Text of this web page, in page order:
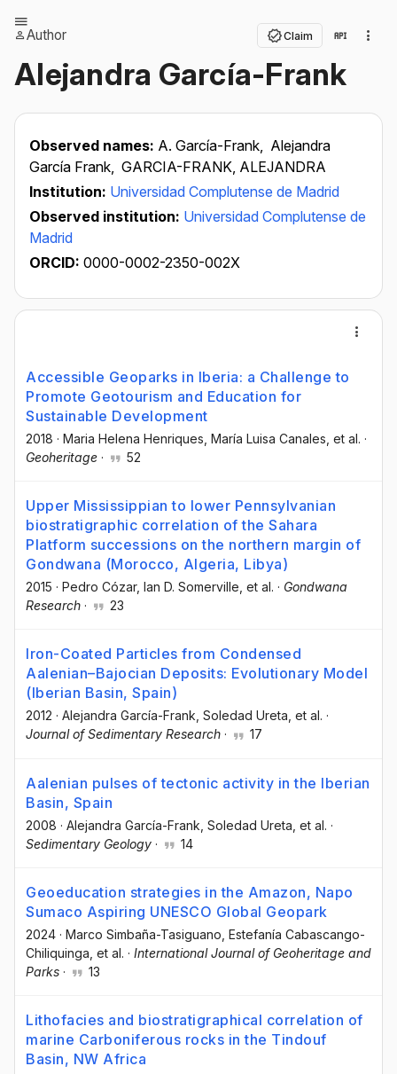
Author Claim
Alejandra García-Frank
Observed names: A. García-Frank, Alejandra
García Frank, GARCIA-FRANK, ALEJANDRA
Institution: Universidad Complutense de Madrid
Observed institution: Universidad Complutense de
Madrid
ORCID: 0000-0002-2350-002X
Accessible Geoparks in Iberia: a Challenge to
Promote Geotourism and Education for
Sustainable Development
2018 · Maria Helena Henriques , María Luisa Canales , et al. ·
Geoheritage · 52
Upper Mississippian to lower Pennsylvanian
biostratigraphic correlation of the Sahara
Platform successions on the northern margin of
Gondwana (Morocco, Algeria, Libya)
2015 · Pedro Cózar, Ian D. Somerville , et al. · Gondwana
Research · 23
Iron-Coated Particles from Condensed
Aalenian–Bajocian Deposits: Evolutionary Model
(Iberian Basin, Spain)
2012 · Alejandra García-Frank , Soledad Ureta , et al. ·
Journal of Sedimentary Research · 17
Aalenian pulses of tectonic activity in the Iberian
Basin, Spain
2008 · Alejandra García-Frank , Soledad Ureta , et al. ·
Sedimentary Geology · 14
Geoeducation strategies in the Amazon, Napo
Sumaco Aspiring UNESCO Global Geopark
2024 · Marco Simbaña-Tasiguano , Estefanía Cabascango-
Chiliquinga , et al. · International Journal of Geoheritage and
Parks · 13
Lithofacies and biostratigraphical correlation of
marine Carboniferous rocks in the Tindouf
Basin, NW Africa